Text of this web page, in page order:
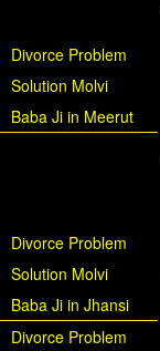
Divorce Problem
Solution Molvi
Baba Ji in Meerut
Divorce Problem
Solution Molvi
Baba Ji in Jhansi
Divorce Problem